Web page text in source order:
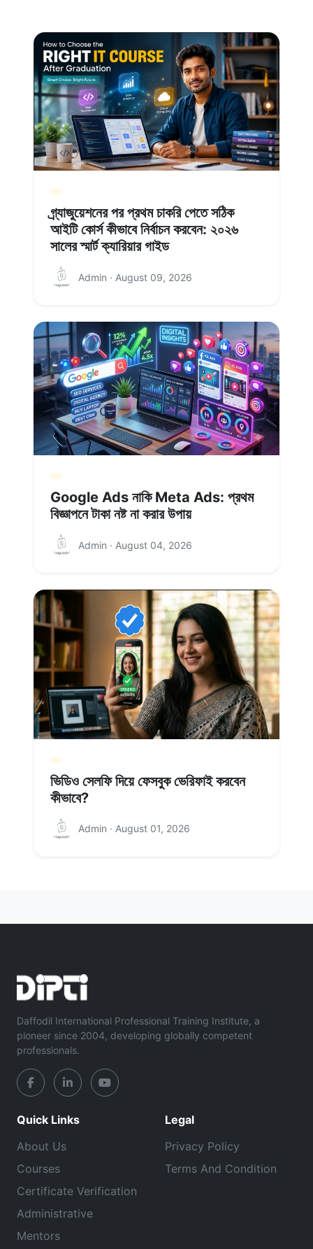
গ্র্যাজুয়েশনের পর প্রথম চাকরি পেতে সঠিক
আইটি কোর্স কীভাবে নির্বাচন করবেন: ২০২৬
সালের স্মার্ট ক্যারিয়ার গাইড
Admin · August 09, 2026
Google Ads নাকি Meta Ads: প্রথম
বিজ্ঞাপনে টাকা নষ্ট না করার উপায়
Admin · August 04, 2026
ভিডিও সেলফি দিয়ে ফেসবুক ভেরিফাই করবেন
কীভাবে?
Admin · August 01, 2026
Daffodil International Professional Training Institute, a
pioneer since 2004, developing globally competent
professionals.
Quick Links
About Us
Courses
Certificate Verification
Administrative
Mentors
Legal
Privacy Policy
Terms And Condition